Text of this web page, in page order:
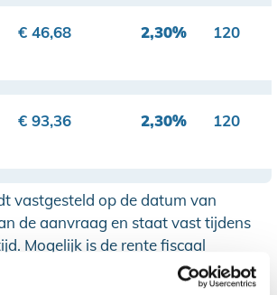
€ 46,68 2,30% 120
€ 93,36 2,30% 120
vastgesteld op de datum van
de aanvraag en staat vast tijdens
Mogelijk is de rente fiscaal
hiervoor de Belastingdienst.
kosten voor het aangaan en